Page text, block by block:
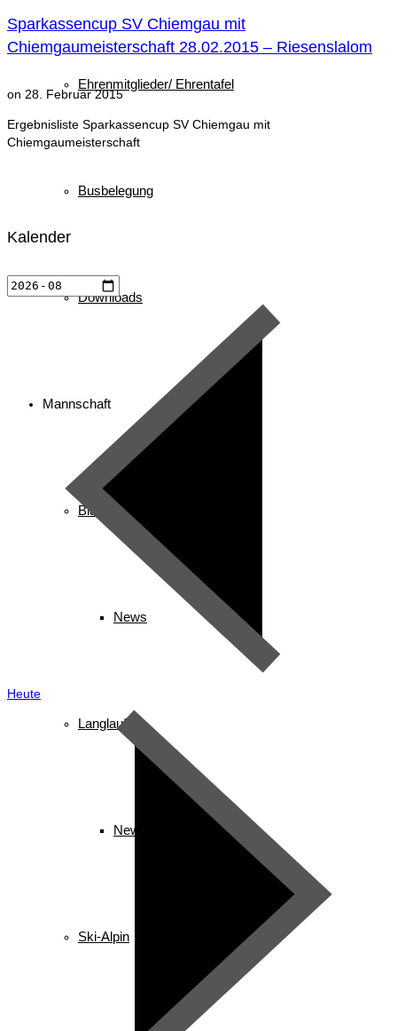
Ehrenmitglieder/ Ehrentafel
Busbelegung
Downloads
Mannschaft
Biathlon
News
Langlauf
News
Ski-Alpin
Sparkassencup SV Chiemgau mit
Chiemgaumeisterschaft 28.02.2015 – Riesenslalom
on 28. Februar 2015
Ergebnisliste Sparkassencup SV Chiemgau mit
Chiemgaumeisterschaft
Kalender
Heute